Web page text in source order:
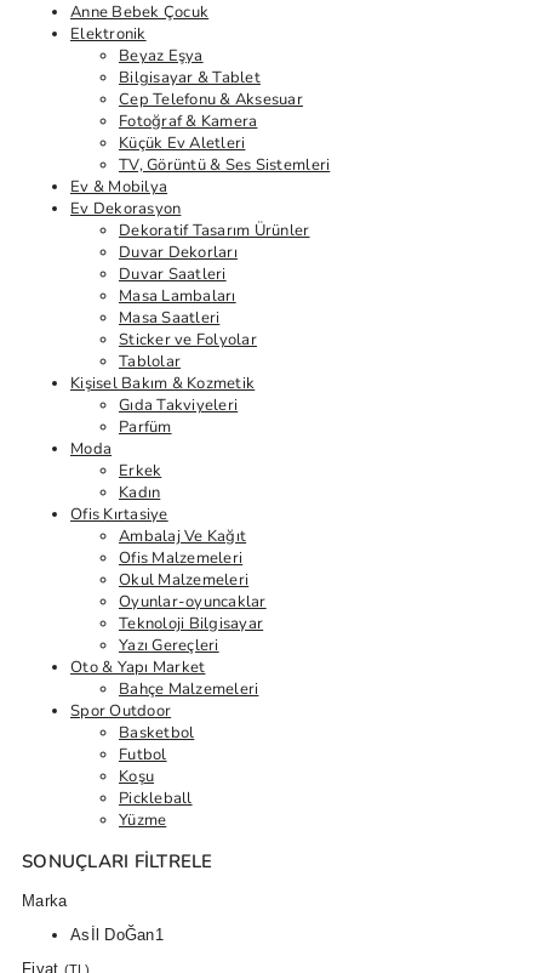
Anne Bebek Çocuk
Elektronik
Beyaz Eşya
Bilgisayar & Tablet
Cep Telefonu & Aksesuar
Fotoğraf & Kamera
Küçük Ev Aletleri
TV, Görüntü & Ses Sistemleri
Ev & Mobilya
Ev Dekorasyon
Dekoratif Tasarım Ürünler
Duvar Dekorları
Duvar Saatleri
Masa Lambaları
Masa Saatleri
Sticker ve Folyolar
Tablolar
Kişisel Bakım & Kozmetik
Gıda Takviyeleri
Parfüm
Moda
Erkek
Kadın
Ofis Kırtasiye
Ambalaj Ve Kağıt
Ofis Malzemeleri
Okul Malzemeleri
Oyunlar-oyuncaklar
Teknoloji Bilgisayar
Yazı Gereçleri
Oto & Yapı Market
Bahçe Malzemeleri
Spor Outdoor
Basketbol
Futbol
Koşu
Pickleball
Yüzme
SONUÇLARI FILTRELE
Marka
Asİl DoĞan1
Fiyat (TL)